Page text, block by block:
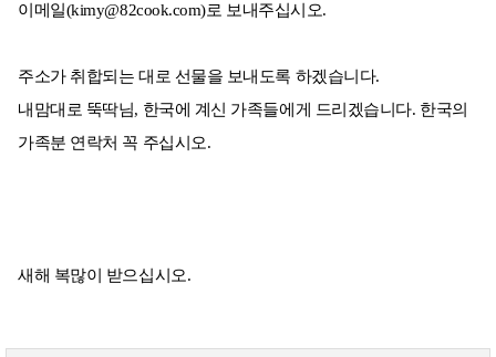
이메일(kimy@82cook.com)로 보내주십시오.
주소가 취합되는 대로 선물을 보내도록 하겠습니다.
내맘대로 뚝딱님, 한국에 계신 가족들에게 드리겠습니다. 한국의
가족분 연락처 꼭 주십시오.
새해 복많이 받으십시오.